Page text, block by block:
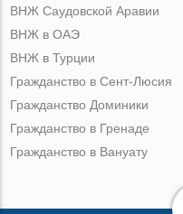
ВНЖ Саудовской Аравии
ВНЖ в ОАЭ
ВНЖ в Турции
Гражданство в Сент-Люсия
Гражданство Доминики
Гражданство в Гренаде
Гражданство в Вануату